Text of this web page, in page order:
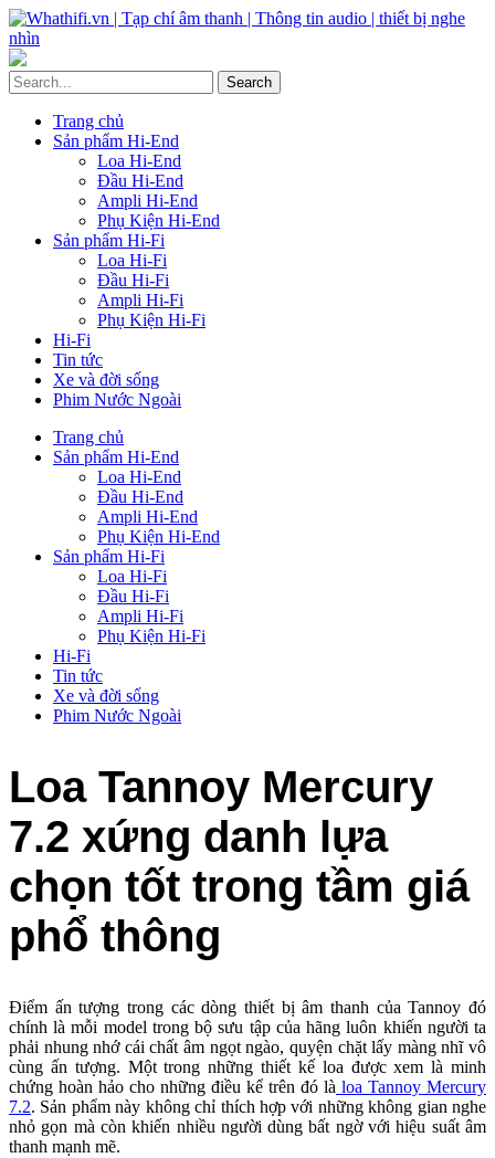
Trang chủ
Sản phẩm Hi-End
Loa Hi-End
Đầu Hi-End
Ampli Hi-End
Phụ Kiện Hi-End
Sản phẩm Hi-Fi
Loa Hi-Fi
Đầu Hi-Fi
Ampli Hi-Fi
Phụ Kiện Hi-Fi
Hi-Fi
Tin tức
Xe và đời sống
Phim Nước Ngoài
Trang chủ
Sản phẩm Hi-End
Loa Hi-End
Đầu Hi-End
Ampli Hi-End
Phụ Kiện Hi-End
Sản phẩm Hi-Fi
Loa Hi-Fi
Đầu Hi-Fi
Ampli Hi-Fi
Phụ Kiện Hi-Fi
Hi-Fi
Tin tức
Xe và đời sống
Phim Nước Ngoài
Loa Tannoy Mercury
7.2 xứng danh lựa
chọn tốt trong tầm giá
phổ thông
Điểm ấn tượng trong các dòng thiết bị âm thanh của Tannoy đó
chính là mỗi model trong bộ sưu tập của hãng luôn khiến người ta
phải nhung nhớ cái chất âm ngọt ngào, quyện chặt lấy màng nhĩ vô
cùng ấn tượng. Một trong những thiết kế loa được xem là minh
chứng hoàn hảo cho những điều kể trên đó là loa Tannoy Mercury
7.2. Sản phẩm này không chỉ thích hợp với những không gian nghe
nhỏ gọn mà còn khiến nhiều người dùng bất ngờ với hiệu suất âm
thanh mạnh mẽ.